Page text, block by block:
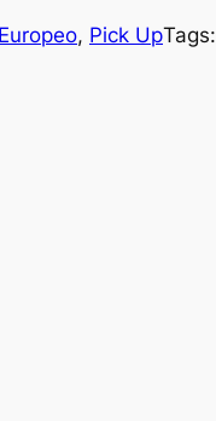
Europeo, Pick UpTags: